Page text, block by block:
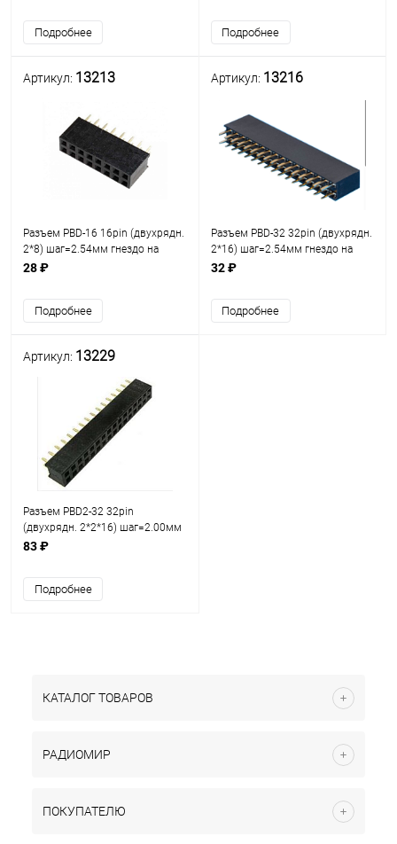
Двухрядный на плату 4pin
Подробнее
Двухрядный на плату 14pin
Подробнее
Артикул: 13213
Разъем PBD-16 16pin (двухрядн.
2*8) шаг=2.54мм гнездо на
плату /ответная часть PLD-16
Двухрядный на плату 16pin
28 ₽
Подробнее
Артикул: 13216
Разъем PBD-32 32pin (двухрядн.
2*16) шаг=2.54мм гнездо на
плату /ответная часть PLD-32
Двухрядный на плату 32pin
32 ₽
Подробнее
Артикул: 13229
Разъем PBD2-32 32pin
(двухрядн. 2*2*16) шаг=2.00мм
гнездо на плату/ответная часть
штыревой Двухрядный на
плату 32pin
83 ₽
Подробнее
КАТАЛОГ ТОВАРОВ
РАДИОМИР
ПОКУПАТЕЛЮ